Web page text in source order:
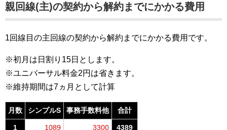
親回線(主)の契約から解約までにかかる費用
1回線目の主回線の契約から解約までにかかる費用です。
※初月は日割り15日とします。
※ユニバーサル料金2円は省きます。
※維持期間は7ヵ月として計算
月数 シンプルS 事務手数料他 合計
1 1089 3300 4389